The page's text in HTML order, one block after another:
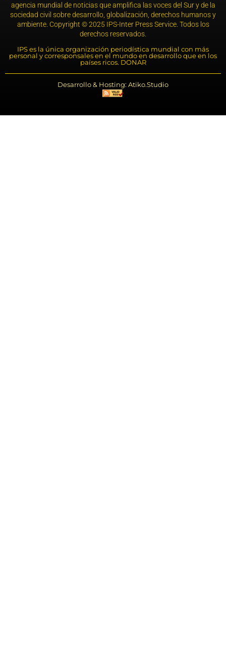
agencia mundial de noticias que amplifica las voces del Sur y de la
sociedad civil sobre desarrollo, globalización, derechos humanos y
ambiente. Copyright © 2025 IPS-Inter Press Service. Todos los
derechos reservados.
IPS es la única organización periodística mundial con más
personal y corresponsales en el mundo en desarrollo que en los
países ricos. DONAR
Desarrollo & Hosting: Atiko.Studio